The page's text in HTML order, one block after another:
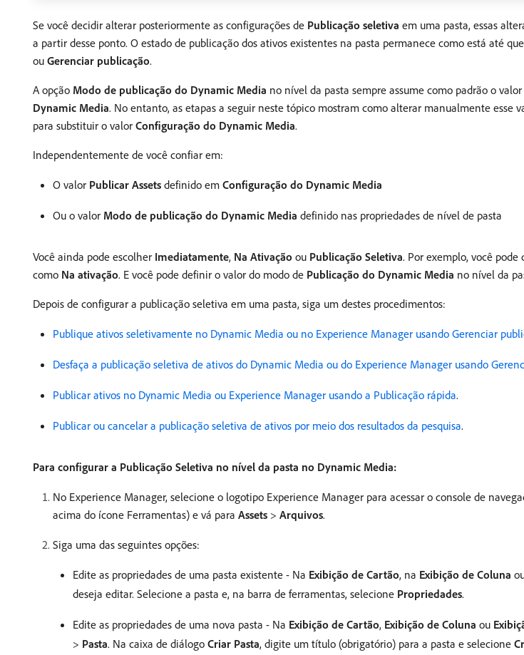
Se você decidir alterar posteriormente as configurações de Publicação seletiva em uma pasta, essas
a partir desse ponto. O estado de publicação dos ativos existentes na pasta permanece como está até
ou Gerenciar publicação.
A opção Modo de publicação do Dynamic Media no nível da pasta sempre assume como padrão o
Dynamic Media. No entanto, as etapas a seguir neste tópico mostram como alterar manualmente esse
para substituir o valor Configuração do Dynamic Media.
Independentemente de você confiar em:
O valor Publicar Assets definido em Configuração do Dynamic Media
Ou o valor Modo de publicação do Dynamic Media definido nas propriedades de nível de pasta
Você ainda pode escolher Imediatamente, Na Ativação ou Publicação Seletiva. Por exemplo, você
como Na ativação. E você pode definir o valor do modo de Publicação do Dynamic Media no nível da
Depois de configurar a publicação seletiva em uma pasta, siga um destes procedimentos:
Publique ativos seletivamente no Dynamic Media ou no Experience Manager usando Gerenciar
Desfaça a publicação seletiva de ativos do Dynamic Media ou do Experience Manager usando
Publicar ativos no Dynamic Media ou Experience Manager usando a Publicação rápida.
Publicar ou cancelar a publicação seletiva de ativos por meio dos resultados da pesquisa.
Para configurar a Publicação Seletiva no nível da pasta no Dynamic Media:
No Experience Manager, selecione o logotipo Experience Manager para acessar o console de
acima do ícone Ferramentas) e vá para Assets > Arquivos.
Siga uma das seguintes opções:
Edite as propriedades de uma pasta existente - Na Exibição de Cartão, na Exibição de Coluna
deseja editar. Selecione a pasta e, na barra de ferramentas, selecione Propriedades.
Edite as propriedades de uma nova pasta - Na Exibição de Cartão, Exibição de Coluna ou
> Pasta. Na caixa de diálogo Criar Pasta, digite um título (obrigatório) para a pasta e selecione